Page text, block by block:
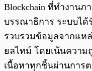
Blockchain ที่ทำงาน
บรรณาธิการ ระบบไ
รวบรวมข้อมูลจากแห
ยลไทม์ โดยเน้นความ
เนื้อหาทุกชิ้นผ่านการ